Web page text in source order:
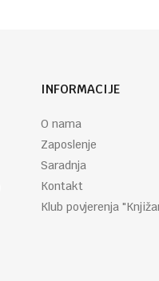
INFORMACIJE
O nama
Zaposlenje
Saradnja
Kontakt
Klub povjerenja